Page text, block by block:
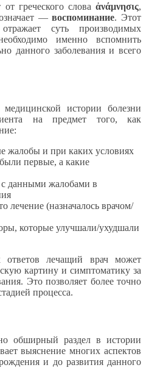
греческого слова ἀνάμνησις,
—воспоминание. Этот
суть производимых
именно вспомнить
данного заболевания и всего
истории болезни
на предмет того, как
жалобы и при каких условиях
первые, а какие
данными жалобами в
лечение (назначалось врачом/
которые улучшали/ухудшали
лечащий врач может
картину и симптоматику за
Это позволяет более точно
процесса.
обширный раздел в истории
выяснение многих аспектов
и до развития данного